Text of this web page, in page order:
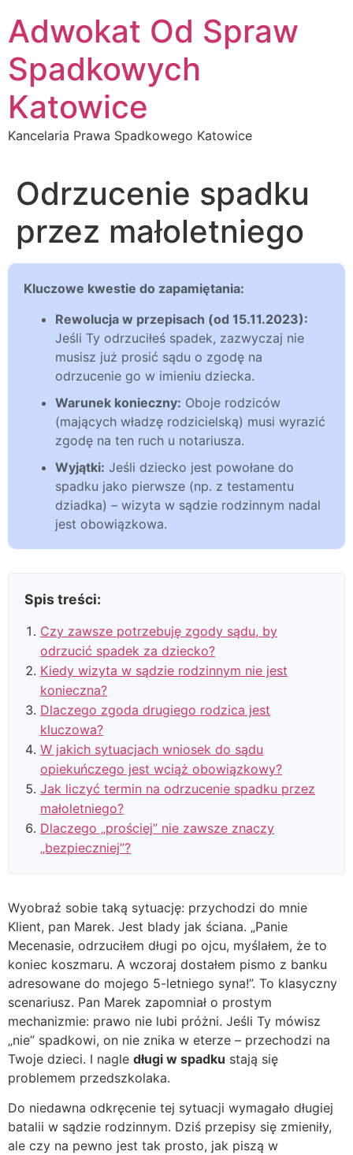
do
treści
Adwokat Od Spraw
Spadkowych
Katowice
Kancelaria Prawa Spadkowego Katowice
Odrzucenie spadku
przez małoletniego
Kluczowe kwestie do zapamiętania:
Rewolucja w przepisach (od 15.11.2023):
Jeśli Ty odrzuciłeś spadek, zazwyczaj nie
musisz już prosić sądu o zgodę na
odrzucenie go w imieniu dziecka.
Warunek konieczny: Oboje rodziców
(mających władzę rodzicielską) musi wyrazić
zgodę na ten ruch u notariusza.
Wyjątki: Jeśli dziecko jest powołane do
spadku jako pierwsze (np. z testamentu
dziadka) – wizyta w sądzie rodzinnym nadal
jest obowiązkowa.
Spis treści:
Czy zawsze potrzebuję zgody sądu, by
odrzucić spadek za dziecko?
Kiedy wizyta w sądzie rodzinnym nie jest
konieczna?
Dlaczego zgoda drugiego rodzica jest
kluczowa?
W jakich sytuacjach wniosek do sądu
opiekuńczego jest wciąż obowiązkowy?
Jak liczyć termin na odrzucenie spadku przez
małoletniego?
Dlaczego „prościej” nie zawsze znaczy
„bezpieczniej”?
Wyobraź sobie taką sytuację: przychodzi do mnie
Klient, pan Marek. Jest blady jak ściana. „Panie
Mecenasie, odrzuciłem długi po ojcu, myślałem, że to
koniec koszmaru. A wczoraj dostałem pismo z banku
adresowane do mojego 5-letniego syna!”. To klasyczny
scenariusz. Pan Marek zapomniał o prostym
mechanizmie: prawo nie lubi próżni. Jeśli Ty mówisz
„nie” spadkowi, on nie znika w eterze – przechodzi na
Twoje dzieci. I nagle długi w spadku stają się
problemem przedszkolaka.
Do niedawna odkręcenie tej sytuacji wymagało długiej
batalii w sądzie rodzinnym. Dziś przepisy się zmieniły,
ale czy na pewno jest tak prosto, jak piszą w